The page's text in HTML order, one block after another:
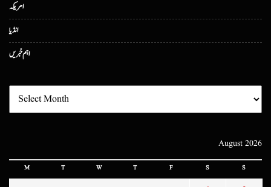
امریکہ
انڈیا
اہم خبریں
August 2026
M T W T F S S